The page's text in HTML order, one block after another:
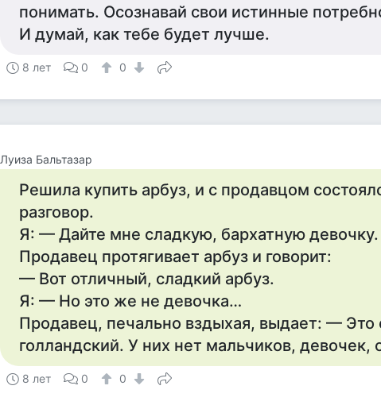
понимать. Осознавай свои истинные
И думай, как тебе будет лучше.
8 лет 0 0
Луиза Бальтазар
Решила купить арбуз, и с продавцом
разговор.
Я: — Дайте мне сладкую, бархатную девочку.
Продавец протягивает арбуз и говорит:
— Вот отличный, сладкий арбуз.
Я: — Но это же не девочка…
Продавец, печально вздыхая, выдает: — Это
голландский. У них нет мальчиков, девочек,
8 лет 0 0